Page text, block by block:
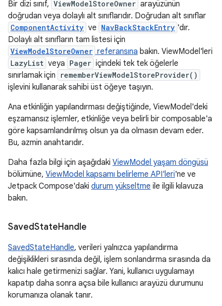
Bir dizi sınıf, ViewModelStoreOwner arayüzünün
doğrudan veya dolaylı alt sınıflarıdır. Doğrudan alt sınıflar
ComponentActivity ve NavBackStackEntry 'dır.
Dolaylı alt sınıfların tam listesi için
ViewModelStoreOwner referansına bakın. ViewModel'leri
LazyList veya Pager içindeki tek tek öğelerle
sınırlamak için
rememberViewModelStoreProvider()
işlevini kullanarak sahibi üst öğeye taşıyın.
Ana etkinliğin yapılandırması değiştiğinde, ViewModel'deki
eşzamansız işlemler, etkinliğe veya belirli bir composable'a
göre kapsamlandırılmış olsun ya da olmasın devam eder.
Bu, azmin anahtarıdır.
Daha fazla bilgi için aşağıdaki ViewModel yaşam döngüsü
bölümüne, ViewModel kapsamı belirleme API'leri'ne ve
Jetpack Compose'daki durum yükseltme ile ilgili kılavuza
bakın.
SavedStateHandle
SavedStateHandle, verileri yalnızca yapılandırma
değişiklikleri sırasında değil, işlem sonlandırma sırasında da
kalıcı hale getirmenizi sağlar. Yani, kullanıcı uygulamayı
kapatıp daha sonra açsa bile kullanıcı arayüzü durumunu
korumanıza olanak tanır.